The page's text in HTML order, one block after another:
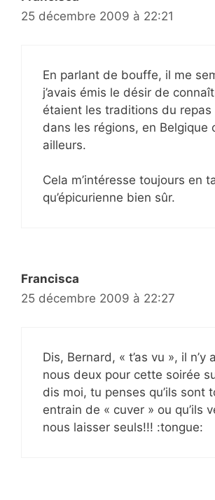
25 décembre 2009 à 22:21
En parlant de bouffe, il me
j’avais émis le désir de
étaient les traditions du repas
dans les régions, en Belgique
ailleurs.
Cela m’intéresse toujours en
qu’épicurienne bien sûr.
Francisca
25 décembre 2009 à 22:27
Dis, Bernard, « t’as vu », il n’y
nous deux pour cette soirée
dis moi, tu penses qu’ils sont
entrain de « cuver » ou qu’ils
nous laisser seuls!!! :tongue: